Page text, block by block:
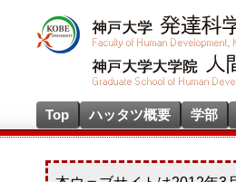
Top ハッタツ概要 学部